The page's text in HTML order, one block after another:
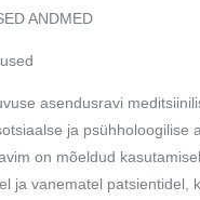
ANDMED
asendusravi
ja psühholoogilise
on mõeldud
ja vanematel patsientidel,